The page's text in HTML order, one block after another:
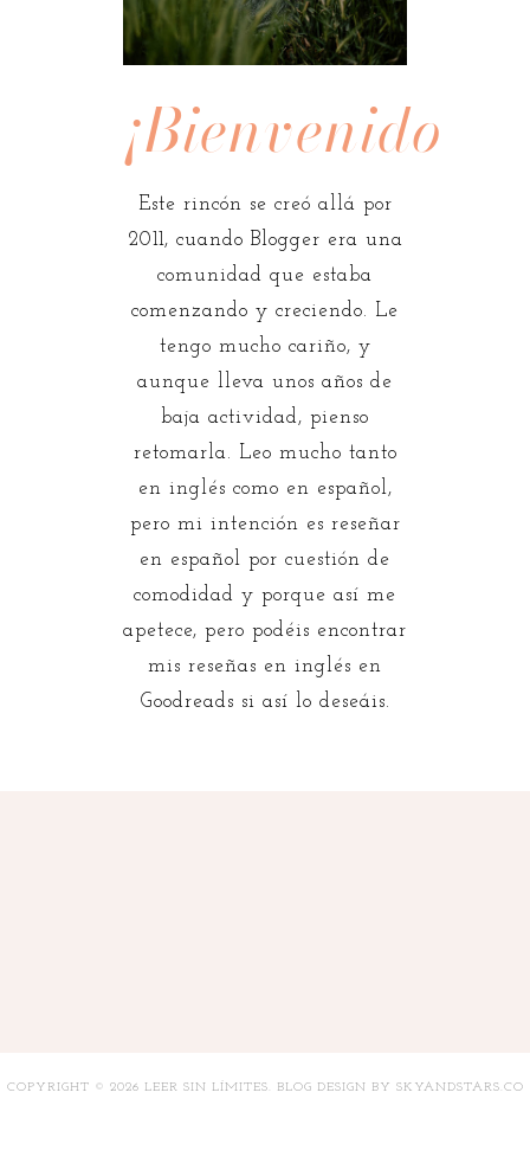
¡Bienvenidos!
Este rincón se creó allá por
2011, cuando Blogger era una
comunidad que estaba
comenzando y creciendo. Le
tengo mucho cariño, y
aunque lleva unos años de
baja actividad, pienso
retomarla. Leo mucho tanto
en inglés como en español,
pero mi intención es reseñar
en español por cuestión de
comodidad y porque así me
apetece, pero podéis encontrar
mis reseñas en inglés en
Goodreads si así lo deseáis.
COPYRIGHT © 2026 LEER SIN LÍMITES. BLOG DESIGN BY SKYANDSTARS.CO